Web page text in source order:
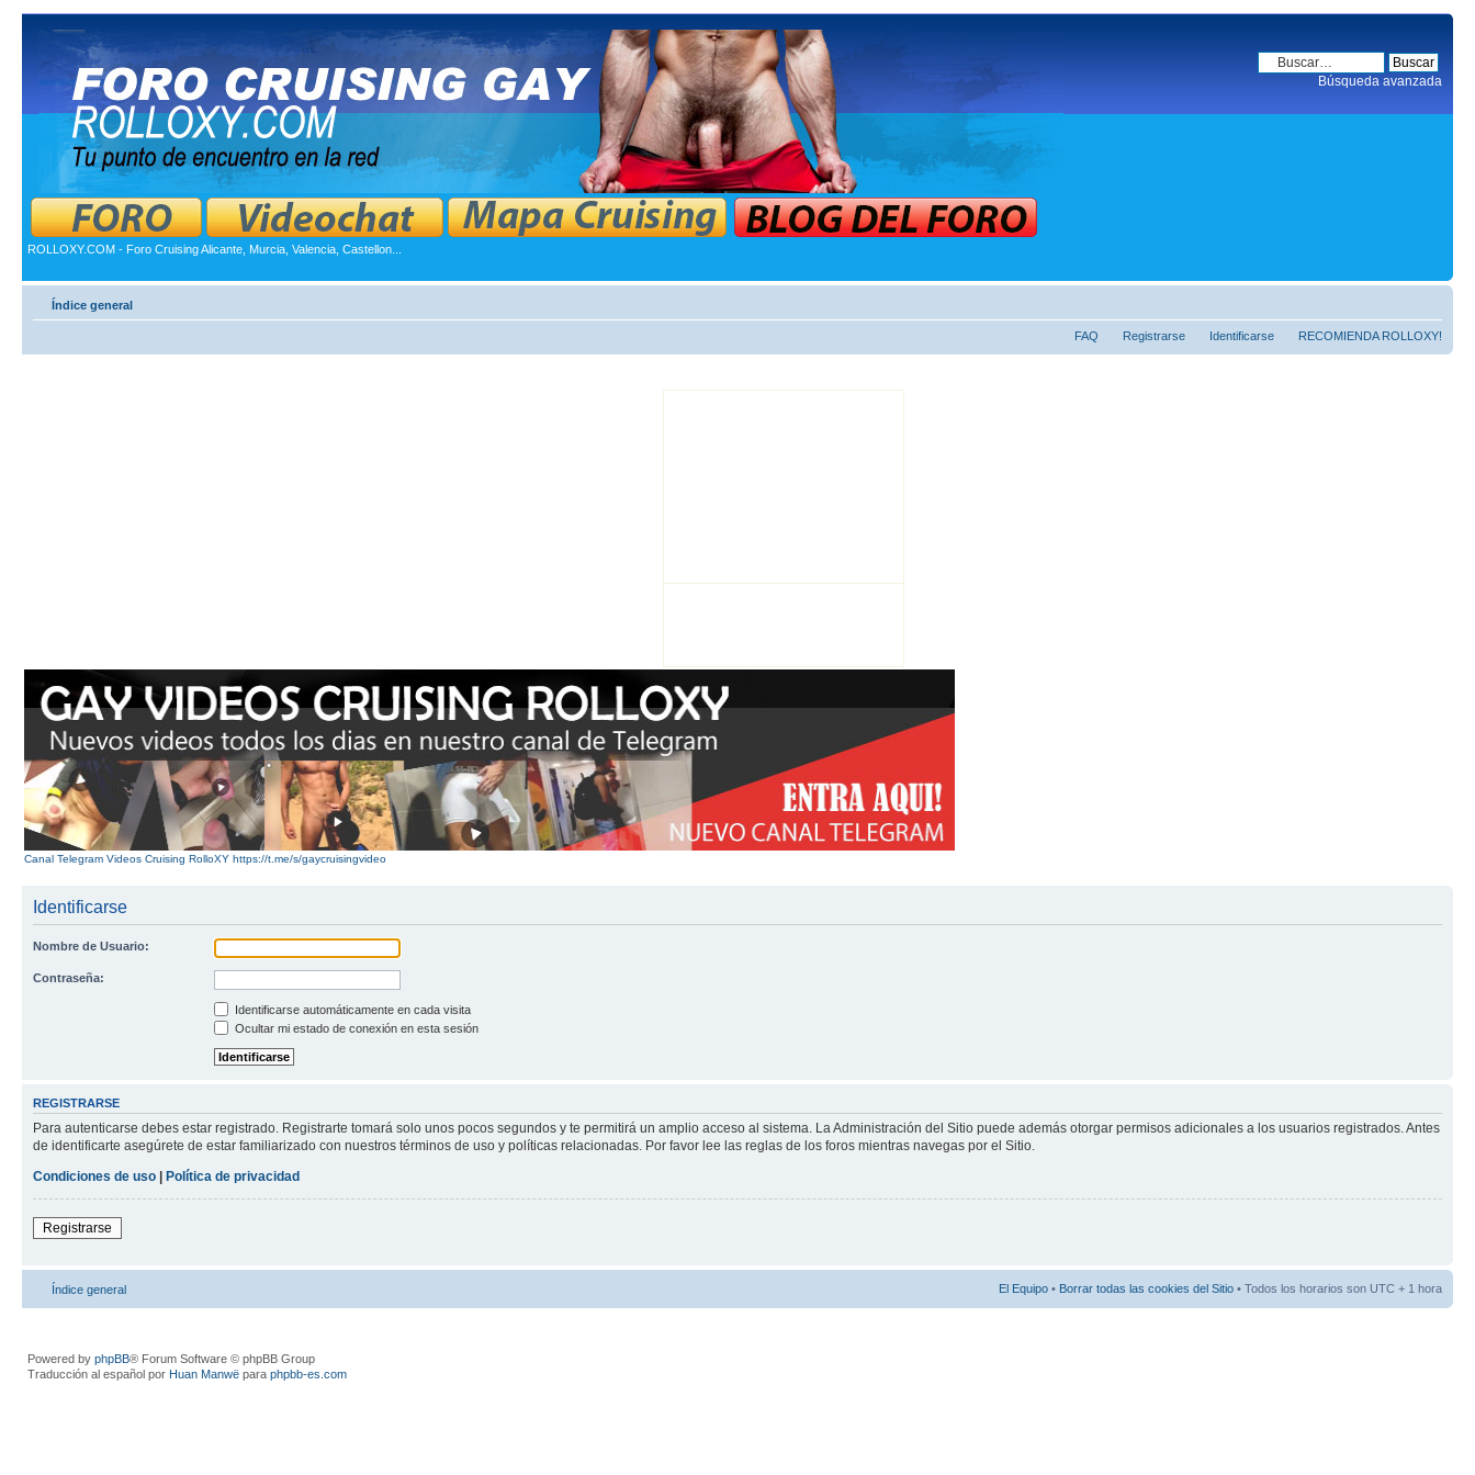
ROLLOXY.COM - Foro Cruising Alicante, Murcia, Valencia, Castellon...
Búsqueda avanzada
Índice general
FAQ Registrarse Identificarse RECOMIENDA ROLLOXY!
Canal Telegram Videos Cruising RolloXY https://t.me/s/gaycruisingvideo
Identificarse
Nombre de Usuario:
Contraseña:
Identificarse automáticamente en cada visita
Ocultar mi estado de conexión en esta sesión
REGISTRARSE
Para autenticarse debes estar registrado. Registrarte tomará solo unos pocos segundos y te permitirá un amplio acceso al sistema. La Administración del Sitio puede además otorgar permisos adicionales a los usuarios registrados. Antes
de identificarte asegúrete de estar familiarizado con nuestros términos de uso y políticas relacionadas. Por favor lee las reglas de los foros mientras navegas por el Sitio.
Condiciones de uso
Política de privacidad
Registrarse
Índice general El Equipo • Borrar todas las cookies del Sitio • Todos los horarios son UTC + 1 hora
Powered by phpBB® Forum Software © phpBB Group
Traducción al español por Huan Manwë para phpbb-es.com